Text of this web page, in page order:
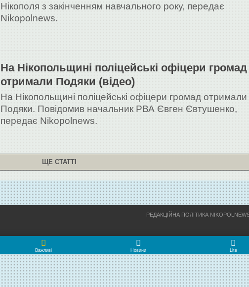
Нікополя з закінченням навчального року, передає
Nikopolnews.
На Нікопольщині поліцейські офіцери громад
отримали Подяки (відео)
На Нікопольщині поліцейські офіцери громад отримали
Подяки. Повідомив начальник РВА Євген Євтушенко,
передає Nikopolnews.
ЩЕ СТАТТІ
РЕДАКЦІЙНА ПОЛІТИКА
Важливі Новини Lite